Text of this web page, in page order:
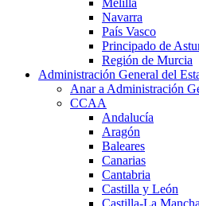
Navarra
País Vasco
Principado de
Región de Murcia
Administración General del
Anar a Administración
CCAA
Andalucía
Aragón
Baleares
Canarias
Cantabria
Castilla y León
Castilla-La Mancha